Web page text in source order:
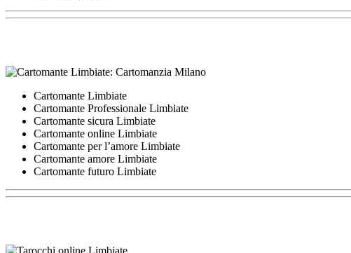
Cartomante Limbiate
Cartomante Professionale Limbiate
Cartomante sicura Limbiate
Cartomante online Limbiate
Cartomante per l’amore Limbiate
Cartomante amore Limbiate
Cartomante futuro Limbiate